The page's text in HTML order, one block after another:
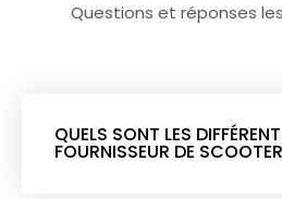
Questions et réponses
QUELS SONT LES
FOURNISSEUR DE